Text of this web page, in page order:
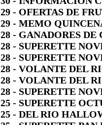
29 - OFERTAS DE
29 - MEMO
28 - GANADORES DE
28 - SUPERETTE
28 - SUPERETTE
28 - VOLANTE DEL
28 - VOLANTE DEL
28 - SUPERETTE
25 - SUPERETTE
25 - DEL RIO